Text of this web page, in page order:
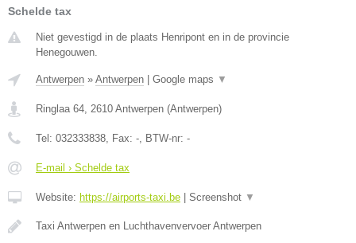
Schelde tax
Niet gevestigd in de plaats Henripont en in de provincie
Henegouwen.
Antwerpen » Antwerpen Google maps ▼
Ringlaa 64, 2610 Antwerpen (Antwerpen)
Tel: 032333838, Fax: -, BTW-nr: -
E-mail › Schelde tax
Website: https://airports-taxi.be Screenshot ▼
Taxi Antwerpen en Luchthavenvervoer Antwerpen